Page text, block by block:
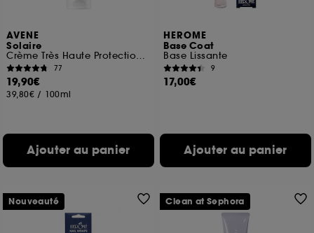
AVENE
Solaire
Crème Très Haute Protection Sans Parfum SPF50+
77
19,90€
39,80€ / 100ml
Ajouter au panier
HEROME
Base Coat
Base Lissante
9
17,00€
Ajouter au panier
Nouveauté Clean at Sephora